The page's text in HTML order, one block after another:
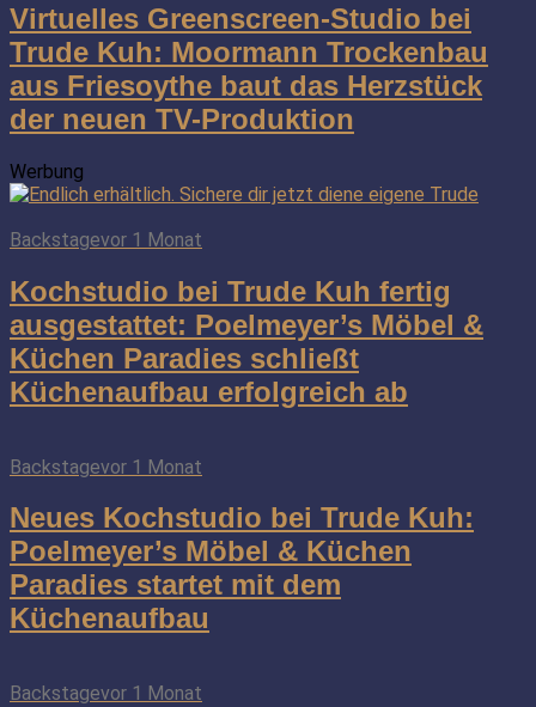
Virtuelles Greenscreen-Studio bei
Trude Kuh: Moormann Trockenbau
aus Friesoythe baut das Herzstück
der neuen TV-Produktion
Werbung
Backstagevor 1 Monat
Kochstudio bei Trude Kuh fertig
ausgestattet: Poelmeyer’s Möbel &
Küchen Paradies schließt
Küchenaufbau erfolgreich ab
Backstagevor 1 Monat
Neues Kochstudio bei Trude Kuh:
Poelmeyer’s Möbel & Küchen
Paradies startet mit dem
Küchenaufbau
Backstagevor 1 Monat